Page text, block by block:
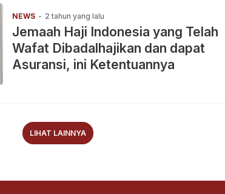
NEWS - 2 tahun yang lalu
Jemaah Haji Indonesia yang Telah
Wafat Dibadalhajikan dan dapat
Asuransi, ini Ketentuannya
LIHAT LAINNYA